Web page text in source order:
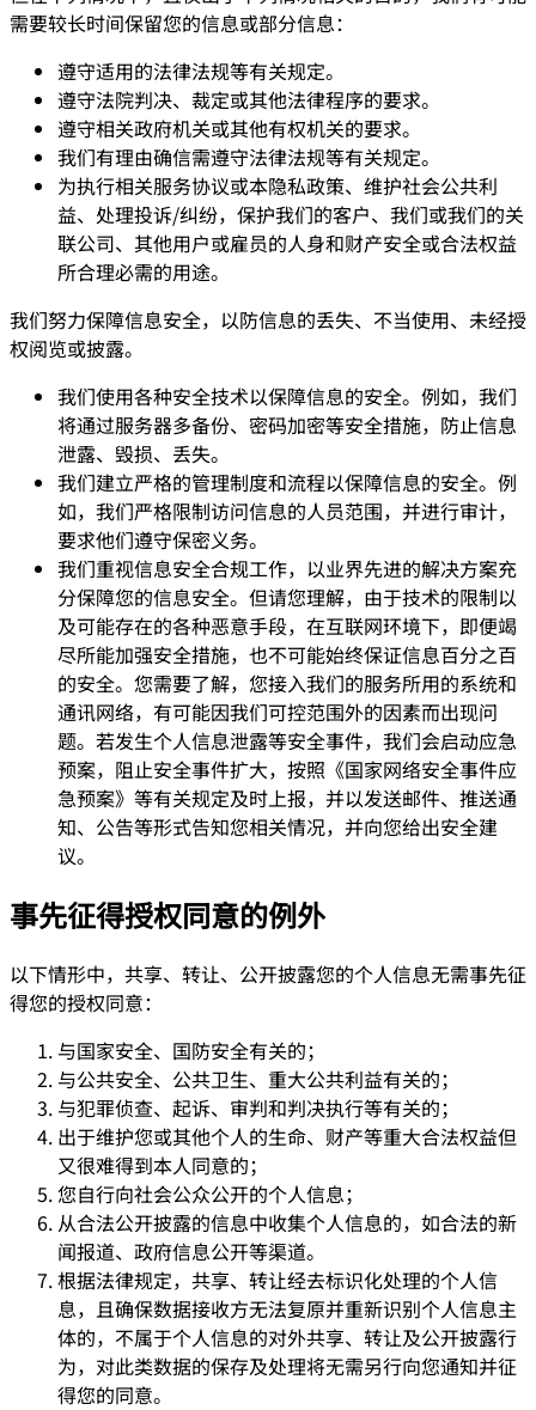
需要较长时间保留您的信息或部分信息：
遵守适用的法律法规等有关规定。
遵守法院判决、裁定或其他法律程序的要求。
遵守相关政府机关或其他有权机关的要求。
我们有理由确信需遵守法律法规等有关规定。
为执行相关服务协议或本隐私政策、维护社会公共利
益、处理投诉/纠纷，保护我们的客户、我们或我们的关
联公司、其他用户或雇员的人身和财产安全或合法权益
所合理必需的用途。
我们努力保障信息安全，以防信息的丢失、不当使用、未经授
权阅览或披露。
我们使用各种安全技术以保障信息的安全。例如，我们
将通过服务器多备份、密码加密等安全措施，防止信息
泄露、毁损、丢失。
我们建立严格的管理制度和流程以保障信息的安全。例
如，我们严格限制访问信息的人员范围，并进行审计，
要求他们遵守保密义务。
我们重视信息安全合规工作，以业界先进的解决方案充
分保障您的信息安全。但请您理解，由于技术的限制以
及可能存在的各种恶意手段，在互联网环境下，即便竭
尽所能加强安全措施，也不可能始终保证信息百分之百
的安全。您需要了解，您接入我们的服务所用的系统和
通讯网络，有可能因我们可控范围外的因素而出现问
题。若发生个人信息泄露等安全事件，我们会启动应急
预案，阻止安全事件扩大，按照《国家网络安全事件应
急预案》等有关规定及时上报，并以发送邮件、推送通
知、公告等形式告知您相关情况，并向您给出安全建
议。
事先征得授权同意的例外
以下情形中，共享、转让、公开披露您的个人信息无需事先征
得您的授权同意：
与国家安全、国防安全有关的；
与公共安全、公共卫生、重大公共利益有关的；
与犯罪侦查、起诉、审判和判决执行等有关的；
出于维护您或其他个人的生命、财产等重大合法权益但
又很难得到本人同意的；
您自行向社会公众公开的个人信息；
从合法公开披露的信息中收集个人信息的，如合法的新
闻报道、政府信息公开等渠道。
根据法律规定，共享、转让经去标识化处理的个人信
息，且确保数据接收方无法复原并重新识别个人信息主
体的，不属于个人信息的对外共享、转让及公开披露行
为，对此类数据的保存及处理将无需另行向您通知并征
得您的同意。